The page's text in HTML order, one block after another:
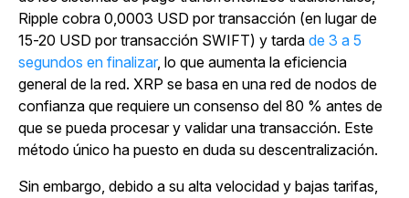
Ripple cobra 0,0003 USD por transacción (en lugar de
15-20 USD por transacción SWIFT) y tarda de 3 a 5
segundos en finalizar, lo que aumenta la eficiencia
general de la red. XRP se basa en una red de nodos de
confianza que requiere un consenso del 80 % antes de
que se pueda procesar y validar una transacción. Este
método único ha puesto en duda su descentralización.
Sin embargo, debido a su alta velocidad y bajas tarifas,